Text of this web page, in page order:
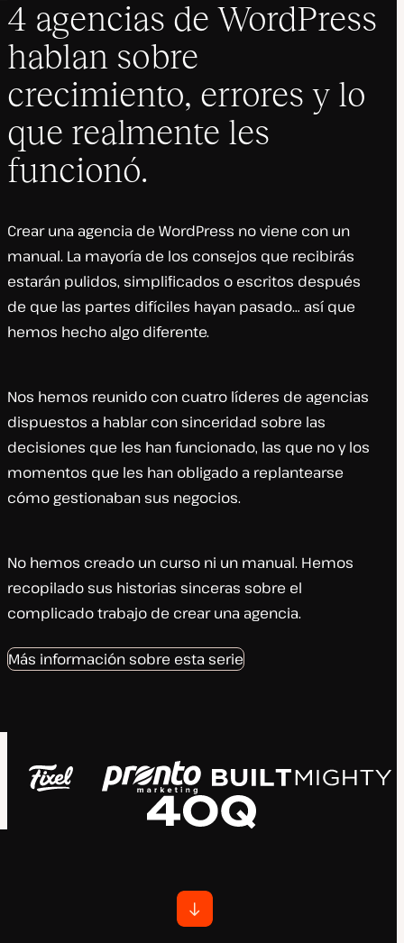
4 agencias de WordPress
hablan sobre
crecimiento, errores y lo
que realmente les
funcionó.
Crear una agencia de WordPress no viene con un
manual. La mayoría de los consejos que recibirás
estarán pulidos, simplificados o escritos después
de que las partes difíciles hayan pasado… así que
hemos hecho algo diferente.
Nos hemos reunido con cuatro líderes de agencias
dispuestos a hablar con sinceridad sobre las
decisiones que les han funcionado, las que no y los
momentos que les han obligado a replantearse
cómo gestionaban sus negocios.
No hemos creado un curso ni un manual. Hemos
recopilado sus historias sinceras sobre el
complicado trabajo de crear una agencia.
Más información sobre esta serie